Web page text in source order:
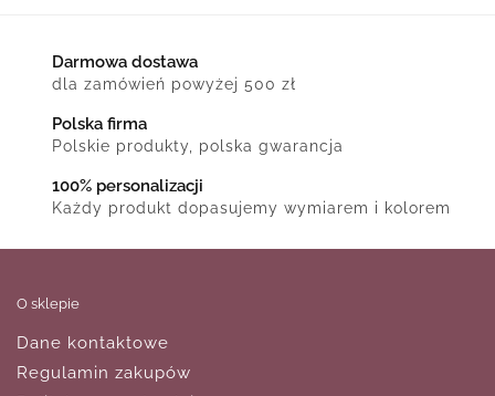
Darmowa dostawa
dla zamówień powyżej 500 zł
Polska firma
Polskie produkty, polska gwarancja
100% personalizacji
Każdy produkt dopasujemy wymiarem i kolorem
O sklepie
Dane kontaktowe
Regulamin zakupów